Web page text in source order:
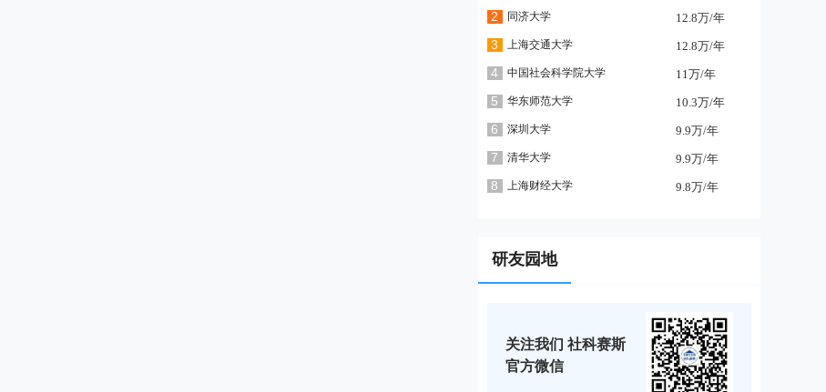
2 同济大学 12.8万/年
3 上海交通大学 12.8万/年
4 中国社会科学院大学 11万/年
5 华东师范大学 10.3万/年
6 深圳大学 9.9万/年
7 清华大学 9.9万/年
8 上海财经大学 9.8万/年
研友园地
关注我们 社科赛斯
官方微信